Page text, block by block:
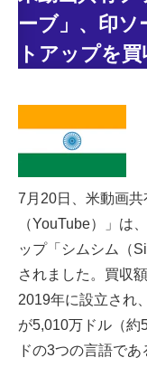
ーブ」、印
トアップを買
7月20日、米動画
（YouTube）」は
ップ「シムシム（
されました。買収
2019年に設立され
が5,010万ドル（約
ドの3つの言語で